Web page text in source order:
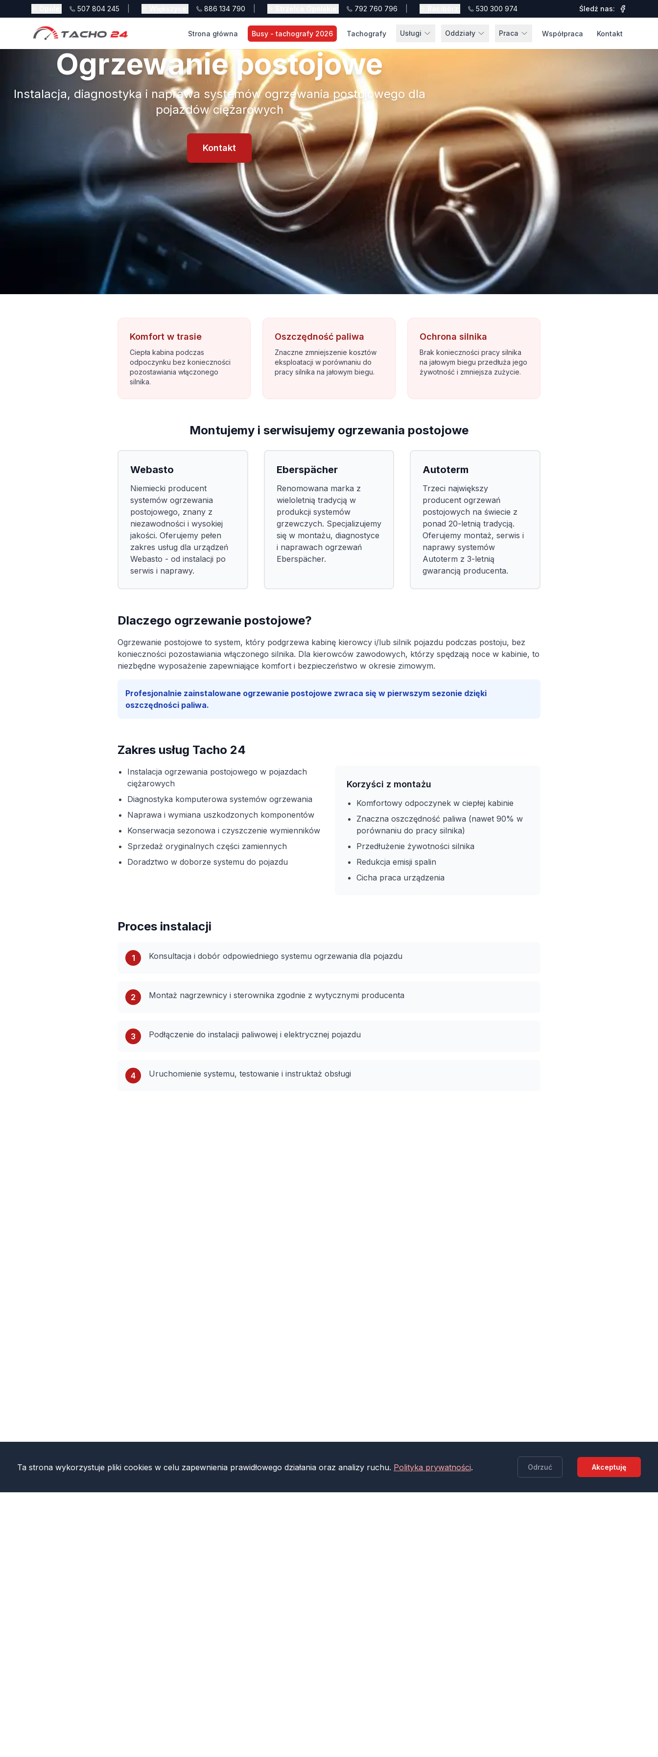
507 804 245 886 134 790 792 760 796 530 300 974 Śledź nas:
Strona główna Busy - tachografy 2026 Tachografy Usługi Oddziały Praca Współpraca Kontakt
Ogrzewanie postojowe
Instalacja, diagnostyka i naprawa systemów ogrzewania postojowego dla
pojazdów ciężarowych
Kontakt
Komfort w trasie
Ciepła kabina podczas
odpoczynku bez konieczności
pozostawiania włączonego
silnika.
Oszczędność paliwa
Znaczne zmniejszenie kosztów
eksploatacji w porównaniu do
pracy silnika na jałowym biegu.
Ochrona silnika
Brak konieczności pracy silnika
na jałowym biegu przedłuża jego
żywotność i zmniejsza zużycie.
Montujemy i serwisujemy ogrzewania postojowe
Webasto
Niemiecki producent
systemów ogrzewania
postojowego, znany z
niezawodności i wysokiej
jakości. Oferujemy pełen
zakres usług dla urządzeń
Webasto - od instalacji po
serwis i naprawy.
Eberspächer
Renomowana marka z
wieloletnią tradycją w
produkcji systemów
grzewczych. Specjalizujemy
się w montażu, diagnostyce
i naprawach ogrzewań
Eberspächer.
Autoterm
Trzeci największy
producent ogrzewań
postojowych na świecie z
ponad 20-letnią tradycją.
Oferujemy montaż, serwis i
naprawy systemów
Autoterm z 3-letnią
gwarancją producenta.
Dlaczego ogrzewanie postojowe?
Ogrzewanie postojowe to system, który podgrzewa kabinę kierowcy i/lub silnik pojazdu podczas postoju, bez
konieczności pozostawiania włączonego silnika. Dla kierowców zawodowych, którzy spędzają noce w kabinie, to
niezbędne wyposażenie zapewniające komfort i bezpieczeństwo w okresie zimowym.
Profesjonalnie zainstalowane ogrzewanie postojowe zwraca się w pierwszym sezonie dzięki
oszczędności paliwa.
Zakres usług Tacho 24
Instalacja ogrzewania postojowego w pojazdach
ciężarowych
Diagnostyka komputerowa systemów ogrzewania
Naprawa i wymiana uszkodzonych komponentów
Konserwacja sezonowa i czyszczenie wymienników
Sprzedaż oryginalnych części zamiennych
Doradztwo w doborze systemu do pojazdu
Korzyści z montażu
Komfortowy odpoczynek w ciepłej kabinie
Znaczna oszczędność paliwa (nawet 90% w
porównaniu do pracy silnika)
Przedłużenie żywotności silnika
Redukcja emisji spalin
Cicha praca urządzenia
Proces instalacji
1 Konsultacja i dobór odpowiedniego systemu ogrzewania dla pojazdu
2 Montaż nagrzewnicy i sterownika zgodnie z wytycznymi producenta
3 Podłączenie do instalacji paliwowej i elektrycznej pojazdu
4 Uruchomienie systemu, testowanie i instruktaż obsługi
Ta strona wykorzystuje pliki cookies w celu zapewnienia prawidłowego działania oraz analizy ruchu. Polityka prywatności. Odrzuć Akceptuję